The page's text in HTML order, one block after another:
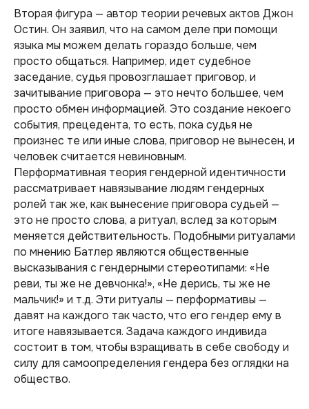
Вторая фигура — автор теории речевых актов Джон
Остин. Он заявил, что на самом деле при помощи
языка мы можем делать гораздо больше, чем
просто общаться. Например, идет судебное
заседание, судья провозглашает приговор, и
зачитывание приговора — это нечто большее, чем
просто обмен информацией. Это создание некоего
события, прецедента, то есть, пока судья не
произнес те или иные слова, приговор не вынесен, и
человек считается невиновным.
Перформативная теория гендерной идентичности
рассматривает навязывание людям гендерных
ролей так же, как вынесение приговора судьей —
это не просто слова, а ритуал, вслед за которым
меняется действительность. Подобными ритуалами
по мнению Батлер являются общественные
высказывания с гендерными стереотипами: «Не
реви, ты же не девчонка!», «Не дерись, ты же не
мальчик!» и т.д. Эти ритуалы — перформативы —
давят на каждого так часто, что его гендер ему в
итоге навязывается. Задача каждого индивида
состоит в том, чтобы взращивать в себе свободу и
силу для самоопределения гендера без оглядки на
общество.